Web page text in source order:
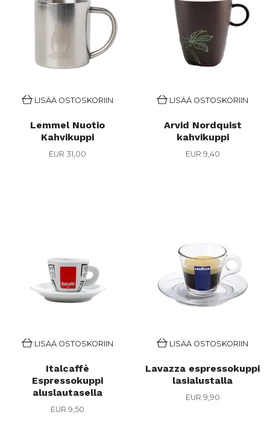
LISÄÄ OSTOSKORIIN
Lemmel Nuotio
Kahvikuppi
EUR 31,00
LISÄÄ OSTOSKORIIN
Arvid Nordquist
kahvikuppi
EUR 9,40
LISÄÄ OSTOSKORIIN
Italcaffè
Espressokuppi
aluslautasella
EUR 9,50
LISÄÄ OSTOSKORIIN
Lavazza espressokuppi
lasialustalla
EUR 9,90